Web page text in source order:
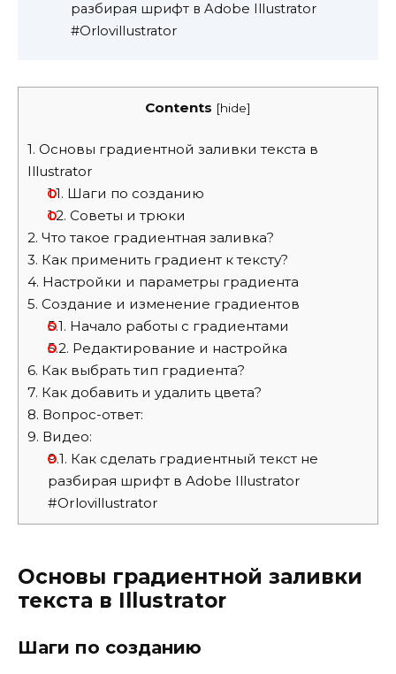
разбирая шрифт в Adobe Illustrator
#Orlovillustrator
Contents [hide]
1. Основы градиентной заливки текста в
Illustrator
1.1. Шаги по созданию
1.2. Советы и трюки
2. Что такое градиентная заливка?
3. Как применить градиент к тексту?
4. Настройки и параметры градиента
5. Создание и изменение градиентов
5.1. Начало работы с градиентами
5.2. Редактирование и настройка
6. Как выбрать тип градиента?
7. Как добавить и удалить цвета?
8. Вопрос-ответ:
9. Видео:
9.1. Как сделать градиентный текст не
разбирая шрифт в Adobe Illustrator
#Orlovillustrator
Основы градиентной заливки
текста в Illustrator
Шаги по созданию